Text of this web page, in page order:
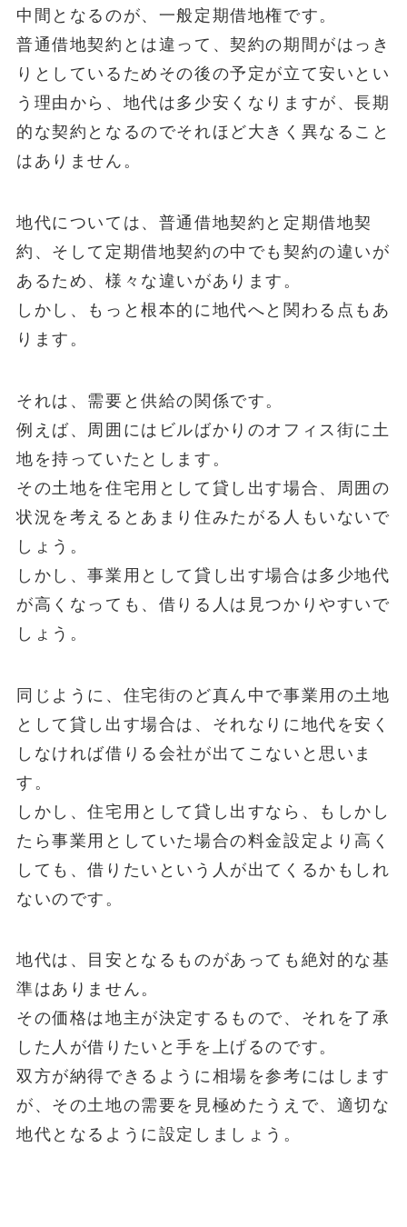
中間となるのが、一般定期借地権です。
普通借地契約とは違って、契約の期間がはっき
りとしているためその後の予定が立て安いとい
う理由から、地代は多少安くなりますが、長期
的な契約となるのでそれほど大きく異なること
はありません。
地代については、普通借地契約と定期借地契
約、そして定期借地契約の中でも契約の違いが
あるため、様々な違いがあります。
しかし、もっと根本的に地代へと関わる点もあ
ります。
それは、需要と供給の関係です。
例えば、周囲にはビルばかりのオフィス街に土
地を持っていたとします。
その土地を住宅用として貸し出す場合、周囲の
状況を考えるとあまり住みたがる人もいないで
しょう。
しかし、事業用として貸し出す場合は多少地代
が高くなっても、借りる人は見つかりやすいで
しょう。
同じように、 住宅街のど真ん中で事業用の土地
として貸し出す場合は、それなりに地代を安く
しなければ借りる会社が出てこないと思いま
す。
しかし、住宅用として貸し出すなら、もしかし
たら事業用としていた場合の料金設定より高く
しても、借りたいという人が出てくるかもしれ
ないのです。
地代は、目安となるものがあっても絶対的な基
準はありません。
その価格は地主が決定するもので、それを了承
した人が借りたいと手を上げるのです。
双方が納得できるように相場を参考にはします
が、その土地の需要を見極めたうえで、適切な
地代となるように設定しましょう。